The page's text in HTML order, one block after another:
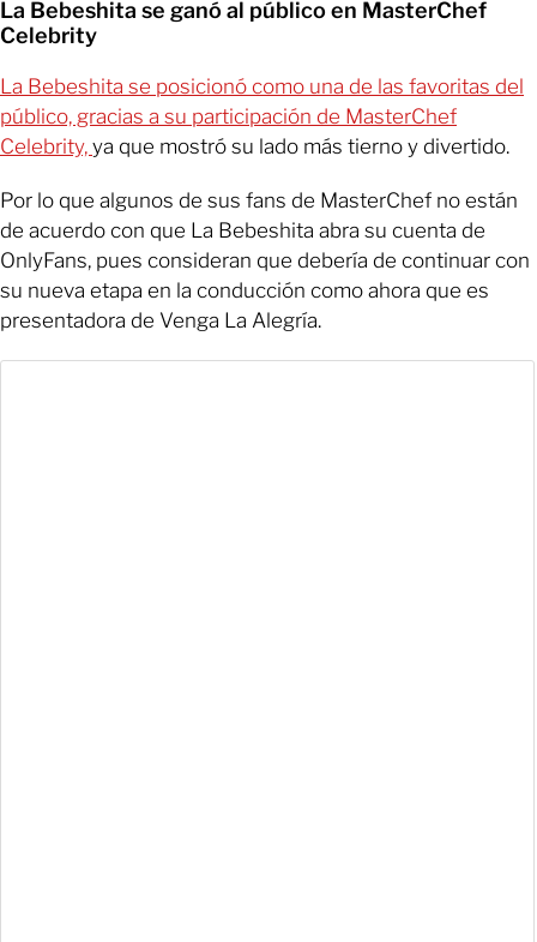
La Bebeshita se ganó al público en MasterChef
Celebrity
La Bebeshita se posicionó como una de las favoritas del
público, gracias a su participación de MasterChef
Celebrity, ya que mostró su lado más tierno y divertido.
Por lo que algunos de sus fans de MasterChef no están
de acuerdo con que La Bebeshita abra su cuenta de
OnlyFans, pues consideran que debería de continuar con
su nueva etapa en la conducción como ahora que es
presentadora de Venga La Alegría.